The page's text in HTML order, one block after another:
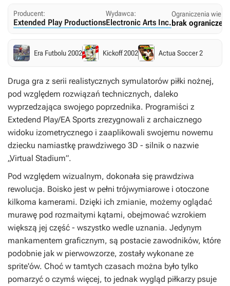
Producent:
Extended Play Productions
Wydawca:
Electronic Arts Inc.
Ograniczenia
brak ograniczeń
Era Futbolu 2002 Kickoff 2002 Actua Soccer 2
Druga gra z serii realistycznych symulatorów piłki nożnej,
pod względem rozwiązań technicznych, daleko
wyprzedzająca swojego poprzednika. Programiści z
Extedend Play/EA Sports zrezygnowali z archaicznego
widoku izometrycznego i zaaplikowali swojemu nowemu
dziecku namiastkę prawdziwego 3D - silnik o nazwie
„Virtual Stadium”.
Pod względem wizualnym, dokonała się prawdziwa
rewolucja. Boisko jest w pełni trójwymiarowe i otoczone
kilkoma kamerami. Dzięki ich zmianie, możemy oglądać
murawę pod rozmaitymi kątami, obejmować wzrokiem
większą jej część - wszystko wedle uznania. Jedynym
mankamentem graficznym, są postacie zawodników, które
podobnie jak w pierwowzorze, zostały wykonane ze
sprite'ów. Choć w tamtych czasach można było tylko
pomarzyć o czymś więcej, to jednak wygląd piłkarzy psuje